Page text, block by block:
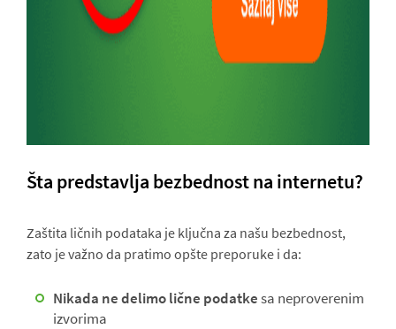
Šta predstavlja bezbednost na internetu?
Zaštita ličnih podataka je ključna za našu bezbednost,
zato je važno da pratimo opšte preporuke i da:
Nikada ne delimo lične podatkesa neproverenim
izvorima